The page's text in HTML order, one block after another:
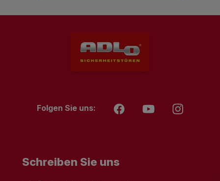
Folgen Sie uns:
Schreiben Sie uns